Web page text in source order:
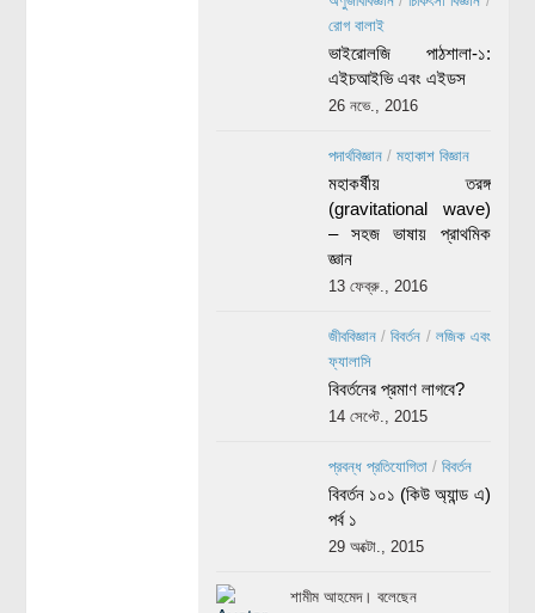
রোগ বালাই
ভাইরোলজি পাঠশালা-১:
এইচআইভি এবং এইডস
26 নভে., 2016
পদার্থবিজ্ঞান/ মহাকাশ বিজ্ঞান
মহাকর্ষীয় তরঙ্গ
(gravitational wave)
– সহজ ভাষায় প্রাথমিক
জ্ঞান
13 ফেব্রু., 2016
জীববিজ্ঞান/বিবর্তন /লজিক এবং
ফ্যালাসি
বিবর্তনের প্রমাণ লাগবে?
14 সেপ্টে., 2015
প্রবন্ধ প্রতিযোগিতা/ বিবর্তন
বিবর্তন ১০১ (কিউ অ্যান্ড এ)
পর্ব ১
29 অক্টো., 2015
শামীম আহমেদ। বলেছেন